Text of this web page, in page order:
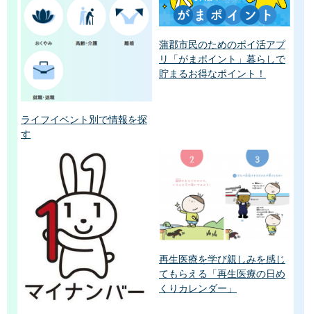
ライフイベント別で情報を探
す
蒲郡市民のためのポイ活アプ
リ「がまポイント」暮らしで
貯まるお得なポイント！
再生医療を学び親しみを感じ
てもらえる「再生医療の日め
くりカレンダー」